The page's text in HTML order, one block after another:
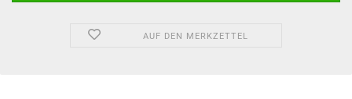
AUF DEN MERKZETTEL